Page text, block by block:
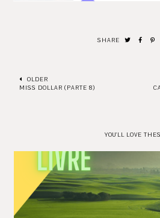
SHARE
OLDER
MISS DOLLAR (PARTE 8)
YOU'LL LOVE